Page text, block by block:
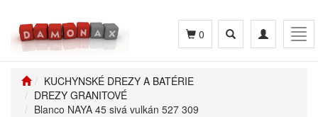
Toggle
navigation
Toggle
search
0
KUCHYNSKÉ DREZY A BATÉRIE
DREZY GRANITOVÉ
Blanco NAYA 45 sivá vulkán 527 309